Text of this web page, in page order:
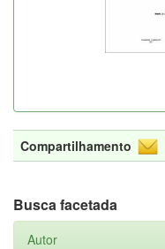
Compartilhamento
Busca facetada
Autor